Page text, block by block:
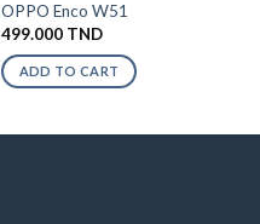
OPPO Enco W51
499.000 TND
ADD TO CART